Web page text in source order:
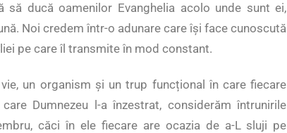
să ducă oamenilor Evanghelia acolo unde sunt ei,
Noi credem într-o adunare care își face cunoscută
pe care îl transmite în mod constant.
un organism și un trup funcțional în care fiecare
Dumnezeu l-a înzestrat, considerăm întrunirile
căci în ele fiecare are ocazia de a-L sluji pe